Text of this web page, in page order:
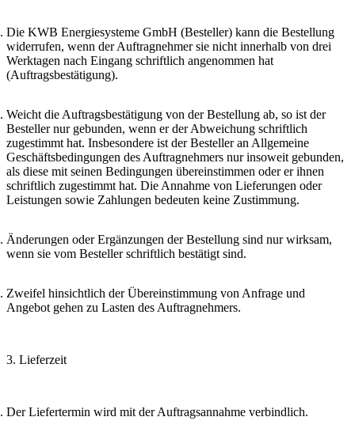
Die KWB Energiesysteme GmbH (Besteller) kann die Bestellung
widerrufen, wenn der Auftragnehmer sie nicht innerhalb von drei
Werktagen nach Eingang schriftlich angenommen hat
(Auftragsbestätigung).
Weicht die Auftragsbestätigung von der Bestellung ab, so ist der
Besteller nur gebunden, wenn er der Abweichung schriftlich
zugestimmt hat. Insbesondere ist der Besteller an Allgemeine
Geschäftsbedingungen des Auftragnehmers nur insoweit gebunden,
als diese mit seinen Bedingungen übereinstimmen oder er ihnen
schriftlich zugestimmt hat. Die Annahme von Lieferungen oder
Leistungen sowie Zahlungen bedeuten keine Zustimmung.
Änderungen oder Ergänzungen der Bestellung sind nur wirksam,
wenn sie vom Besteller schriftlich bestätigt sind.
Zweifel hinsichtlich der Übereinstimmung von Anfrage und
Angebot gehen zu Lasten des Auftragnehmers.
3. Lieferzeit
Der Liefertermin wird mit der Auftragsannahme verbindlich.